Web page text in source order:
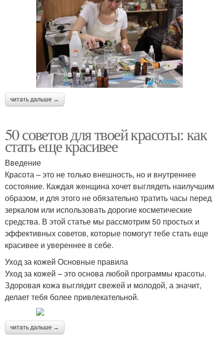
читать дальше →
50 советов для твоей красоты: как
стать еще красивее
Введение
Красота – это не только внешность, но и внутреннее
состояние. Каждая женщина хочет выглядеть наилучшим
образом, и для этого не обязательно тратить часы перед
зеркалом или использовать дорогие косметические
средства. В этой статье мы рассмотрим 50 простых и
эффективных советов, которые помогут тебе стать еще
красивее и увереннее в себе.
Уход за кожей Основные правила
Уход за кожей – это основа любой программы красоты.
Здоровая кожа выглядит свежей и молодой, а значит,
делает тебя более привлекательной.
читать дальше →